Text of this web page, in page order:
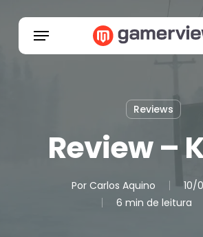
Menu
Reviews
Review –
Por Carlos Aquino
10/
6 min de leitura